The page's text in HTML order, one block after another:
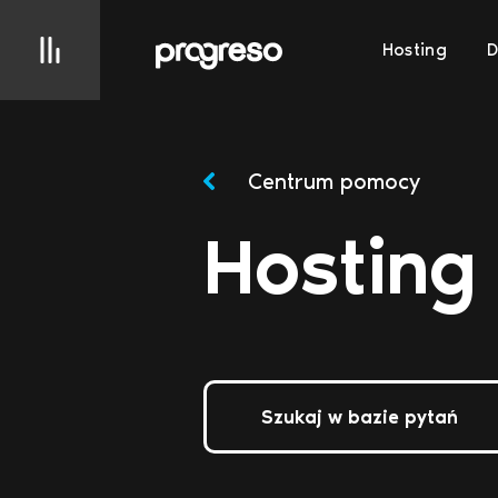
Hosting
Centrum pomocy
Hosting
Szukaj w bazie pytań